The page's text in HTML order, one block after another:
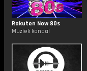
Rakuten Now 80s
Muziek kanaal